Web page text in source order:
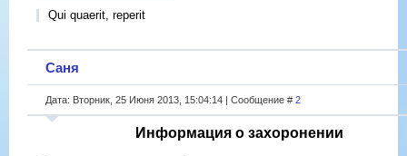
Qui quaerit, reperit
Саня
Дата: Вторник, 25 Июня 2013, 15:04:14 | Сообщение # 2
Информация о захоронении